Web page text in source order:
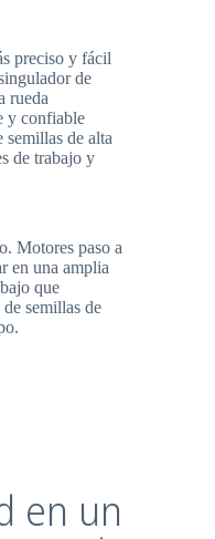
preciso y fácil
de
rueda
y confiable
de alta
de trabajo y
Motores paso a
en una amplia
que
semillas de
en un